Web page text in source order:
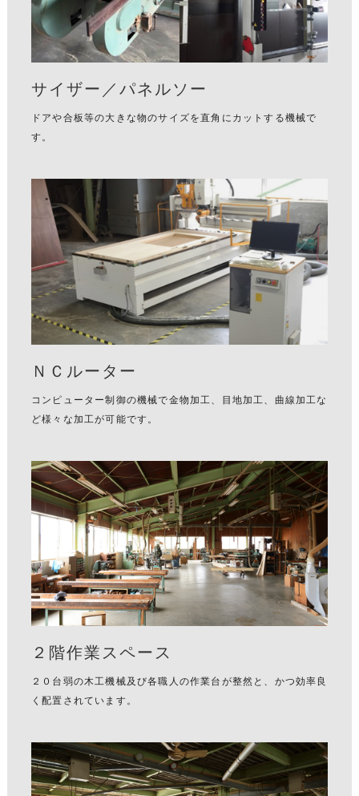
サイザー／パネルソー
ドアや合板等の大きな物のサイズを直角にカットする機械で
す。
ＮＣルーター
コンピューター制御の機械で金物加工、目地加工、曲線加工な
ど様々な加工が可能です。
２階作業スペース
２０台弱の木工機械及び各職人の作業台が整然と、かつ効率良
く配置されています。